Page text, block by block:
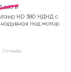
660 ₽
HD 380 НДНД с
под мотор
2 отзыва